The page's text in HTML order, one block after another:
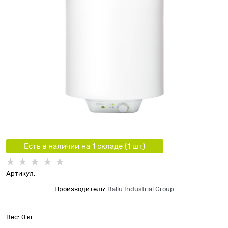
Есть в наличии на 1 складe (1 шт)
Артикул:
Производитель: Ballu Industrial Group
Вес: 0 кг.